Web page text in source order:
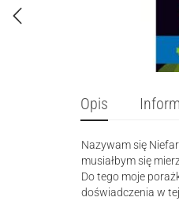
Opis
Nazywam się
musiałbym się
Do tego moje
doświadczenia w